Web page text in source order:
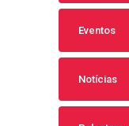
Eventos
Notícias